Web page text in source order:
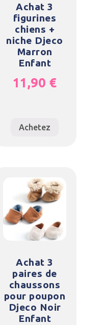
Achat 3
figurines
chiens +
niche Djeco
Marron
Enfant
11,90 €
Achetez
Achat 3
paires de
chaussons
pour poupon
Djeco Noir
Enfant